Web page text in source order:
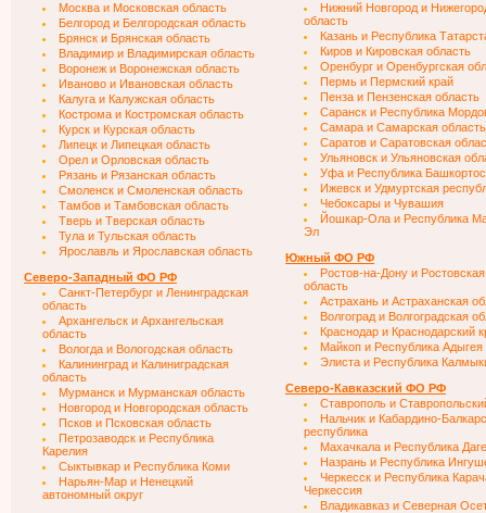
Москва и Московская область
Белгород и Белгородская область
Брянск и Брянская область
Владимир и Владимирская область
Воронеж и Воронежская область
Иваново и Ивановская область
Калуга и Калужская область
Кострома и Костромская область
Курск и Курская область
Липецк и Липецкая область
Орел и Орловская область
Рязань и Рязанская область
Смоленск и Смоленская область
Тамбов и Тамбовская область
Тверь и Тверская область
Тула и Тульская область
Ярославль и Ярославская область
Северо-Западный ФО РФ
Санкт-Петербург и Ленинградская
область
Архангельск и Архангельская
область
Вологда и Вологодская область
Калининград и Калиниградская
область
Мурманск и Мурманская область
Новгород и Новгородская область
Псков и Псковская область
Петрозаводск и Республика
Карелия
Сыктывкар и Республика Коми
Нарьян-Мар и Ненецкий
автономный округ
Нижний Новгород и
область
Казань и Республика
Киров и Кировская область
Оренбург и Оренбургская
Пермь и Пермский край
Пенза и Пензенская область
Саранск и Республика
Самара и Самарская область
Саратов и Саратовская
Ульяновск и Ульяновская
Уфа и Республика
Ижевск и Удмуртская
Чебоксары и Чувашия
Йошкар-Ола и Республика
Эл
Южный ФО РФ
Ростов-на-Дону и Ростовская
область
Астрахань и Астраханская
Волгоград и Волгоградская
Краснодар и Краснодарский
Майкоп и Республика Адыгея
Элиста и Республика
Северо-Кавказский ФО РФ
Ставрополь и
Нальчик и Кабардино-
республика
Махачкала и Республика
Назрань и Республика
Черкесск и Республика
Черкессия
Владикавказ и Северная